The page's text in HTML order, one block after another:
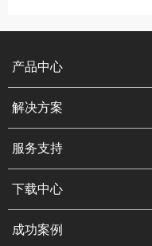
产品中心
解决方案
服务支持
下载中心
成功案例